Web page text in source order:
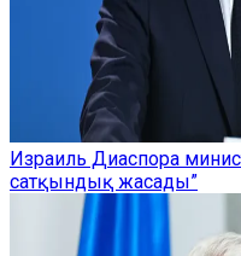
Израиль Диаспора
сатқындық жасады”